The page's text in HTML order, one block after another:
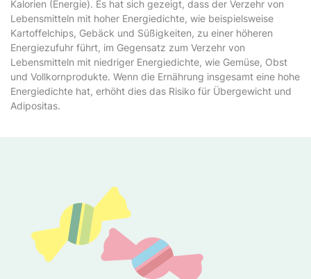
Kalorien (Energie). Es hat sich gezeigt, dass der Verzehr von
Lebensmitteln mit hoher Energiedichte, wie beispielsweise
Kartoffelchips, Gebäck und Süßigkeiten, zu einer höheren
Energiezufuhr führt, im Gegensatz zum Verzehr von
Lebensmitteln mit niedriger Energiedichte, wie Gemüse, Obst
und Vollkornprodukte. Wenn die Ernährung insgesamt eine hohe
Energiedichte hat, erhöht dies das Risiko für Übergewicht und
Adipositas.